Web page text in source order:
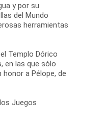
y por su
del Mundo
herramientas
Templo Dórico
en las que sólo
a Pélope, de
Juegos